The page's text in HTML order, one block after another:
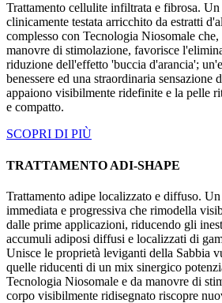
Trattamento cellulite infiltrata e fibrosa.
clinicamente testata arricchito da estratti
complesso con Tecnologia Niosomale
manovre di stimolazione, favorisce
riduzione dell'effetto 'buccia d'arancia';
benessere ed una straordinaria sensazione
appaiono visibilmente ridefinite e la pelle
e compatto.
SCOPRI DI PIÙ
TRATTAMENTO ADI-SHAPE
Trattamento adipe localizzato e diffuso.
immediata e progressiva che rimodella
dalle prime applicazioni, riducendo gli
accumuli adiposi diffusi e localizzati di
Unisce le proprietà leviganti della Sabbia
quelle riducenti di un mix sinergico
Tecnologia Niosomale e da manovre di
corpo visibilmente ridisegnato riscopre